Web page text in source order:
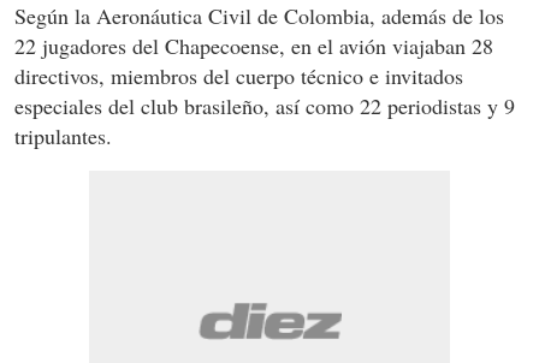
Según la Aeronáutica Civil de Colombia, además de los
22 jugadores del Chapecoense, en el avión viajaban 28
directivos, miembros del cuerpo técnico e invitados
especiales del club brasileño, así como 22 periodistas y 9
tripulantes.